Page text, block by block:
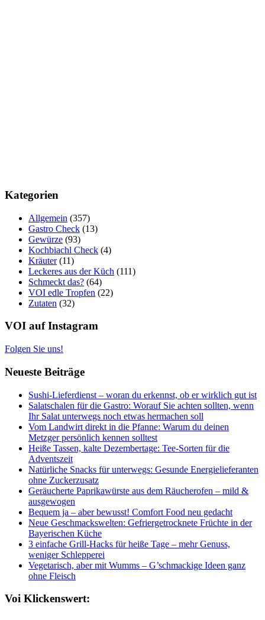
Kategorien
Allgemein (357)
Gastro Check (13)
Gewürze (93)
Kochbiachl Check (4)
Kräuter(11)
Leckeres aus der Küch (111)
Schmeckt das? (64)
VOI edle Tropfen (22)
Zutaten (32)
VOI auf Instagram
Folgen Sie uns!
Neueste Beiträge
Sushi-Lieferdienst – woran du erkennst, ob er wirklich gut ist
Salatschalen für die Gastro: Worauf Sie achten sollten, wenn
Ihr Salat unterwegs noch etwas hermachen soll
Vom Landwirt direkt in die Pfanne: Warum du deinen
Metzger persönlich kennen solltest
Heiße Tassen, kalte Dezembertage: Tee-Sorten für die
Adventszeit
Natürliche Snacks für unterwegs: Gesunde Energielieferanten
ohne Zuckerzusatz
Geräucherte Paprikawürste aus dem Räucherofen – mild &
ausgewogen
Bequem ja – aber bewusst! Comfort Food neu gedacht
Neue Geschmackswelten: Gefriergetrocknete Früchte in der
Bayerischen Küche
3 einfache Grill-Hacks für heiße Tage – mehr Genuss,
weniger Schlepperei
Vegetarisch, aber mit Wumms – G’schmackige Ideen ganz
ohne Fleisch
Voi Klickenswert: